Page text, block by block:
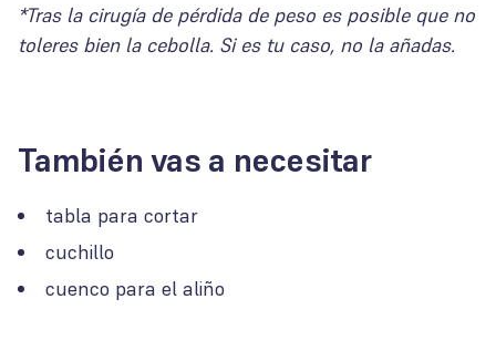
*Tras la cirugía de pérdida de peso es posible que no
toleres bien la cebolla. Si es tu caso, no la añadas.
También vas a necesitar
tabla para cortar
cuchillo
cuenco para el aliño